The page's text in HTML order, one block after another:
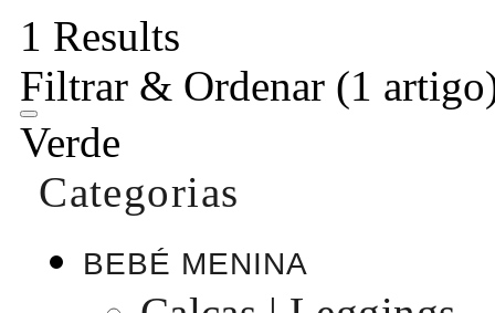
1 Results
Filtrar & Ordenar (1
Verde
Categorias
BEBÉ MENINA